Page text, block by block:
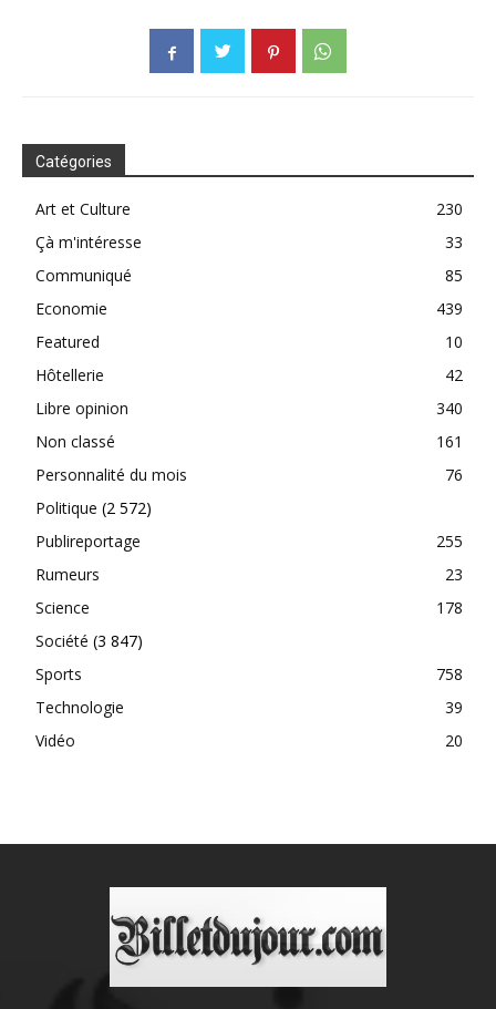
Catégories
Art et Culture
230
Çà m'intéresse
33
Communiqué
85
Economie
439
Featured
10
Hôtellerie
42
Libre opinion
340
Non classé
161
Personnalité du mois
76
Politique (2 572)
Publireportage
255
Rumeurs
23
Science
178
Société (3 847)
Sports
758
Technologie
39
Vidéo
20